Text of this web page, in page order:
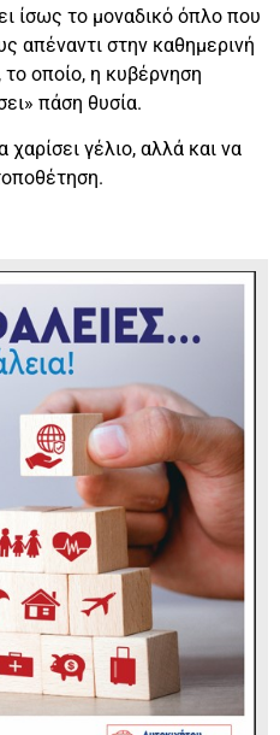
ίσως το μοναδικό όπλο που
απέναντι στην καθημερινή
οποίο, η κυβέρνηση
πάση θυσία.
γέλιο, αλλά και να